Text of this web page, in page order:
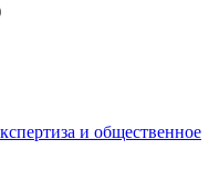
и общественное